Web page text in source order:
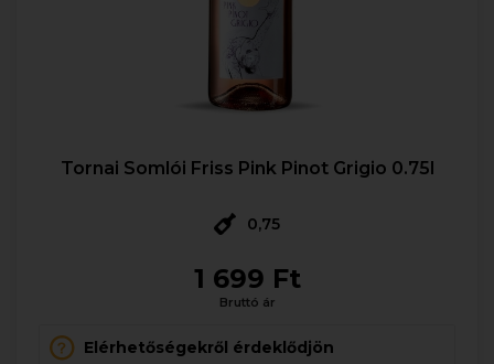
Tornai Somlói Friss Pink Pinot Grigio 0.75l
0,75
1 699 Ft
Bruttó ár
Elérhetőségekről érdeklődjön